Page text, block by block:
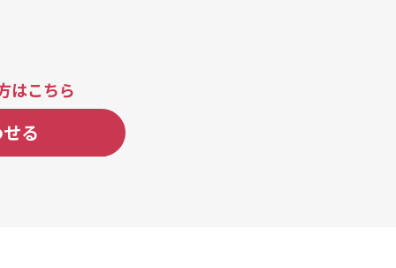
はこちら
る